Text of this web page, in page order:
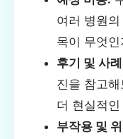
여러 병원
목이 무엇
후기 및 사
진을 참고
더 현실적
부작용 및